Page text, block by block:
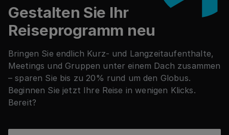
Gestalten Sie Ihr
Reiseprogramm neu
Bringen Sie endlich Kurz- und Langzeitaufenthalte,
Meetings und Gruppen unter einem Dach zusammen
– sparen Sie bis zu 20% rund um den Globus.
Beginnen Sie jetzt Ihre Reise in wenigen Klicks.
Bereit?